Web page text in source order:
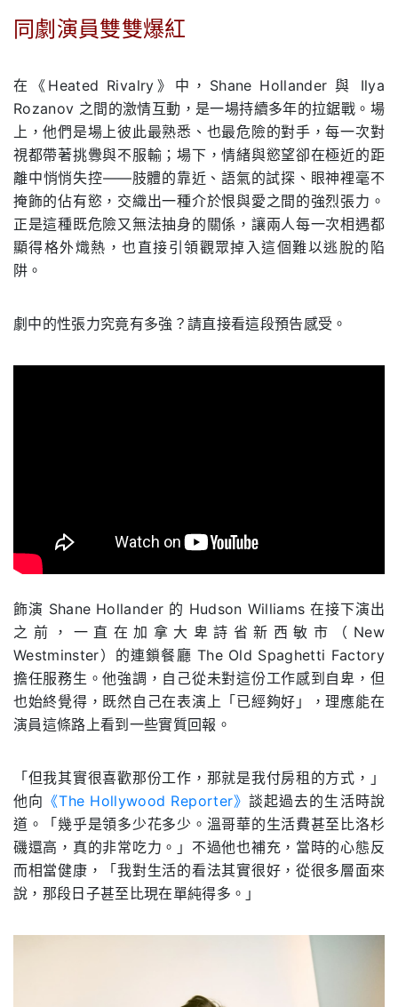
同劇演員雙雙爆紅
在《Heated Rivalry》中， Shane Hollander與 Ilya
Rozanov 之間的激情互動，是一場持續多年的拉鋸戰。場
上，他們是場上彼此最熟悉、也最危險的對手，每一次對
視都帶著挑釁與不服輸；場下，情緒與慾望卻在極近的距
離中悄悄失控——肢體的靠近、語氣的試探、眼神裡毫不
掩飾的佔有慾，交織出一種介於恨與愛之間的強烈張力。
正是這種既危險又無法抽身的關係，讓兩人每一次相遇都
顯得格外熾熱，也直接引領觀眾掉入這個難以逃脫的陷
阱。
劇中的性張力究竟有多強？請直接看這段預告感受。
飾演 Shane Hollander 的 Hudson Williams 在接下演出
之前，一直在加拿大卑詩省新西敏市（New
Westminster）的連鎖餐廳 The Old Spaghetti Factory
擔任服務生。他強調，自己從未對這份工作感到自卑，但
也始終覺得，既然自己在表演上「已經夠好」，理應能在
演員這條路上看到一些實質回報。
「但我其實很喜歡那份工作，那就是我付房租的方式，」
他向 《The Hollywood Reporter》談起過去的生活時說
道。「幾乎是領多少花多少。溫哥華的生活費甚至比洛杉
磯還高，真的非常吃力。」不過他也補充，當時的心態反
而相當健康，「我對生活的看法其實很好，從很多層面來
說，那段日子甚至比現在單純得多。」